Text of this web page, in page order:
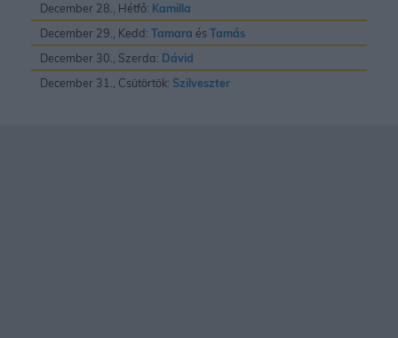
December 28., Hétfő: Kamilla
December 29., Kedd: Tamara ésTamás
December 30., Szerda: Dávid
December 31., Csütörtök: Szilveszter